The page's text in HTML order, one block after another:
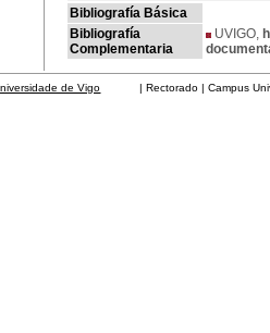
Bibliografía Básica
Bibliografía
Complementaria
UVIGO,
de Vigo | Rectorado | Campus